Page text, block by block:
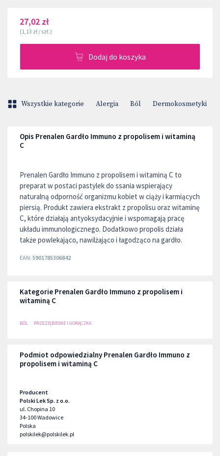
27,02 zł
(1,13 zł / szt.)
Dodaj do koszyka
Wszystkie kategorie Alergia Ból Dermokosmetyki
Opis Prenalen Gardło Immuno z propolisem i witaminą
C
Prenalen Gardło Immuno z propolisem i witaminą C to
preparat w postaci pastylek do ssania wspierający
naturalną odporność organizmu kobiet w ciąży i karmiących
piersią. Produkt zawiera ekstrakt z propolisu oraz witaminę
C, które działają antyoksydacyjnie i wspomagają pracę
układu immunologicznego. Dodatkowo propolis działa
także powlekająco, nawilżająco i łagodząco na gardło.
EAN: 5901785306842
Kategorie Prenalen Gardło Immuno z propolisem i
witaminą C
BÓL PRZEZIĘBIENIE I GORĄCZKA
Podmiot odpowiedzialny Prenalen Gardło Immuno z
propolisem i witaminą C
Producent
Polski Lek Sp. z o.o.
ul. Chopina 10
34-100Wadowice
Polska
polskilek@polskilek.pl